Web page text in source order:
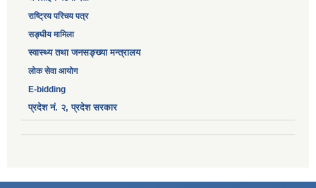
‎राष्ट्रिय परिचय पत्र
सङ्‍घीय मामिला
स्वास्थ्य तथा जनसङ्ख्या मन्त्रालय
लोक सेवा आयोग
E-bidding
प्रदेश नं. २, प्रदेश सरकार